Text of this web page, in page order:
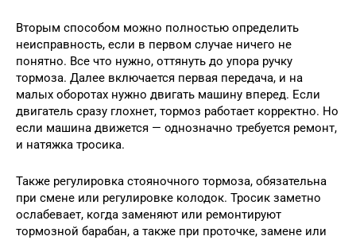
Вторым способом можно полностью определить
неисправность, если в первом случае ничего не
понятно. Все что нужно, оттянуть до упора ручку
тормоза. Далее включается первая передача, и на
малых оборотах нужно двигать машину вперед. Если
двигатель сразу глохнет, тормоз работает корректно. Но
если машина движется — однозначно требуется ремонт,
и натяжка тросика.
Также регулировка стояночного тормоза, обязательна
при смене или регулировке колодок. Тросик заметно
ослабевает, когда заменяют или ремонтируют
тормозной барабан, а также при проточке, замене или